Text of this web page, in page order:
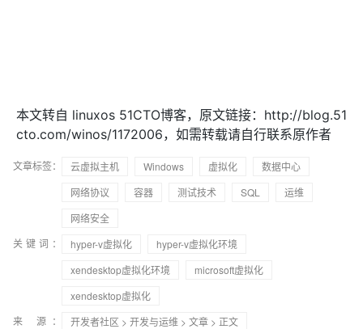
本文转自 linuxos 51CTO博客，原文链接：http://blog.51
cto.com/winos/1172006，如需转载请自行联系原作者
文章标签： 云虚拟主机 Windows 虚拟化
数据中心
网络协议
容器 测试技术 SQL
运维
网络安全
关键词：
hyper-v虚拟化
hyper-v虚拟化环境
xendesktop虚拟化环境
microsoft虚拟化
xendesktop虚拟化
来 源：
开发者社区 > 开发与运维 > 文章 > 正文